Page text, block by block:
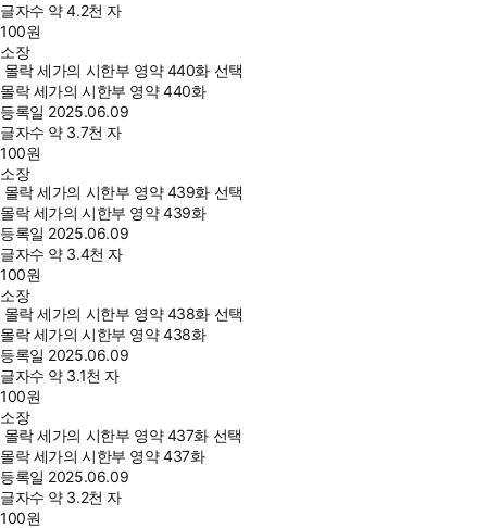
글자수 약 4.2천 자
100원
소장
몰락 세가의 시한부 영약 440화 선택
몰락 세가의 시한부 영약 440화
등록일 2025.06.09
글자수 약 3.7천 자
100원
소장
몰락 세가의 시한부 영약 439화 선택
몰락 세가의 시한부 영약 439화
등록일 2025.06.09
글자수 약 3.4천 자
100원
소장
몰락 세가의 시한부 영약 438화 선택
몰락 세가의 시한부 영약 438화
등록일 2025.06.09
글자수 약 3.1천 자
100원
소장
몰락 세가의 시한부 영약 437화 선택
몰락 세가의 시한부 영약 437화
등록일 2025.06.09
글자수 약 3.2천 자
100원